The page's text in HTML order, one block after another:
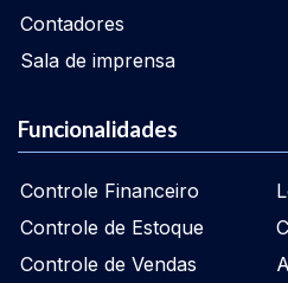
Contadores
Sala de imprensa
Funcionalidades
Controle Financeiro
Controle de Estoque
Controle de Vendas